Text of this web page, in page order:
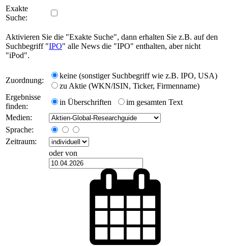
Exakte
Suche:
Aktivieren Sie die "Exakte Suche", dann erhalten Sie z.B. auf den
Suchbegriff "IPO" alle News die "IPO" enthalten, aber nicht
"iPod".
Zuordnung:
keine (sonstiger Suchbegriff wie z.B. IPO, USA)
zu Aktie (WKN/ISIN, Ticker, Firmenname)
Ergebnisse
finden:
in Überschriften
im gesamten Text
Medien:
Sprache:
Zeitraum:
oder von